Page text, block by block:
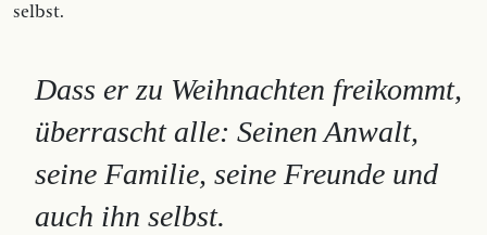
selbst.
Dass er zu Weihnachten freikommt,
überrascht alle: Seinen Anwalt,
seine Familie, seine Freunde und
auch ihn selbst.